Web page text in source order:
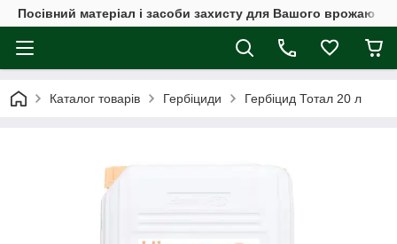
Посівний матеріал і засоби захисту для Вашого врожаю
Каталог товарів Гербіциди Гербіцид Тотал 20 л